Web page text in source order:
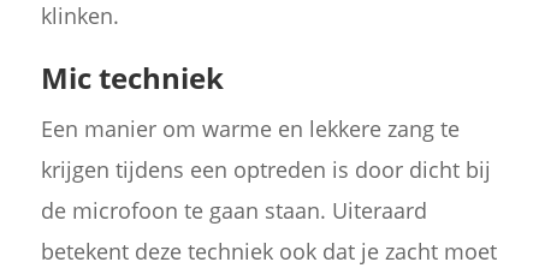
klinken.
Mic techniek
Een manier om warme en lekkere zang te
krijgen tijdens een optreden is door dicht bij
de microfoon te gaan staan. Uiteraard
betekent deze techniek ook dat je zacht moet